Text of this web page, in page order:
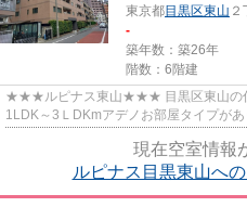
東京都目黒区東山
-
築年数：築26年
階数：6階建
★★★ルピナス東山★★★ 目黒区東山の住
1LDK～3ＬDKmアデノお部屋タイプが
現在空室情報
ルピナス目黒東山へ